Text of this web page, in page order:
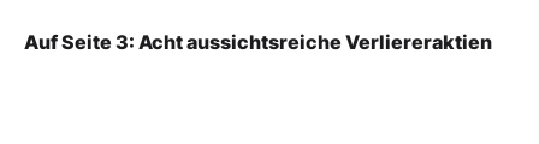
Auf Seite 3: Acht aussichtsreiche Verliereraktien